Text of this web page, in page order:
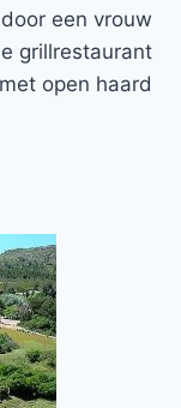
een vrouw
grillrestaurant
met open haard